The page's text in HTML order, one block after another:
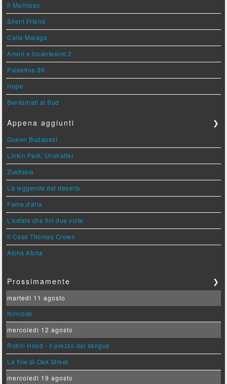
Il Malloppo
Silent Friend
Calle Malaga
Amori e Incantesimi 2
Palestina 36
Hope
Bentornati al Sud
Appena aggiunti ❯
Queen Budapest
Linkin Park: Unshatter
Zustissia
La leggenda del deserto
Fame d'aria
L'estate che finì due volte
Il Caso Thomas Crown
Atcha Atcha
Prossimamente ❯
martedì 11 agosto
Nimrods
mercoledì 12 agosto
Robin Hood - Il prezzo del sangue
La fine di Oak Street
mercoledì 19 agosto